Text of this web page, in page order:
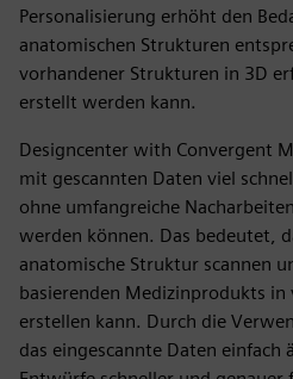
Personalisierung erhöht den
anatomischen Strukturen
vorhandener Strukturen in 3D
erstellt werden kann.
Designcenter with Convergent
mit gescannten Daten viel
ohne umfangreiche
werden können. Das bedeutet,
anatomische Struktur scannen
basierenden Medizinprodukts
erstellen kann. Durch die
das eingescannte Daten einfach